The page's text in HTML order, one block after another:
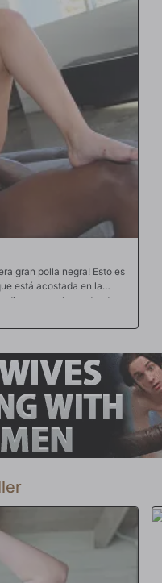
y palpite hasta que la
gran polla negra! Esto es
está acostada en la
divaga a un lugar donde
pequeños coños blancos
y hoy se hará
a los besos profundos y
habilidades de Flash para
estaría completamente
cuando Flash lo desliza
a Miranda en lo que
oficialmente
significa, chicos